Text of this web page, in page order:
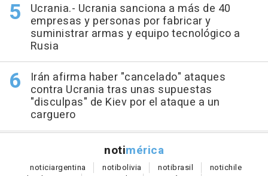
Ucrania.- Ucrania sanciona a más de 40
empresas y personas por fabricar y
suministrar armas y equipo tecnológico a
Rusia
Irán afirma haber "cancelado" ataques
contra Ucrania tras unas supuestas
"disculpas" de Kiev por el ataque a un
carguero
notimérica
noticiargentina notibolivia notibrasil notichile